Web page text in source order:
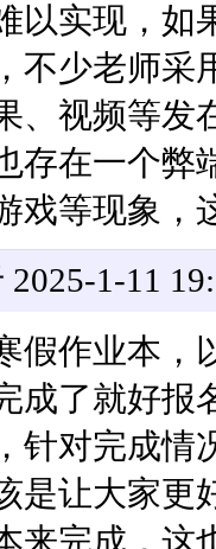
以实现，如
不少老师采
、视频等发
存在一个弊
戏等现象，
2025-1-11
假作业本，
成了就好报
针对完成情
是让大家更
来完成，这